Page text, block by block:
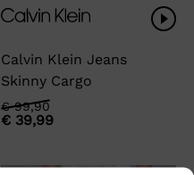
Calvin Klein Jeans
Skinny Cargo
€99,90
Oorspronkelijke
prijs
€ 39,99
Huidige
prijs